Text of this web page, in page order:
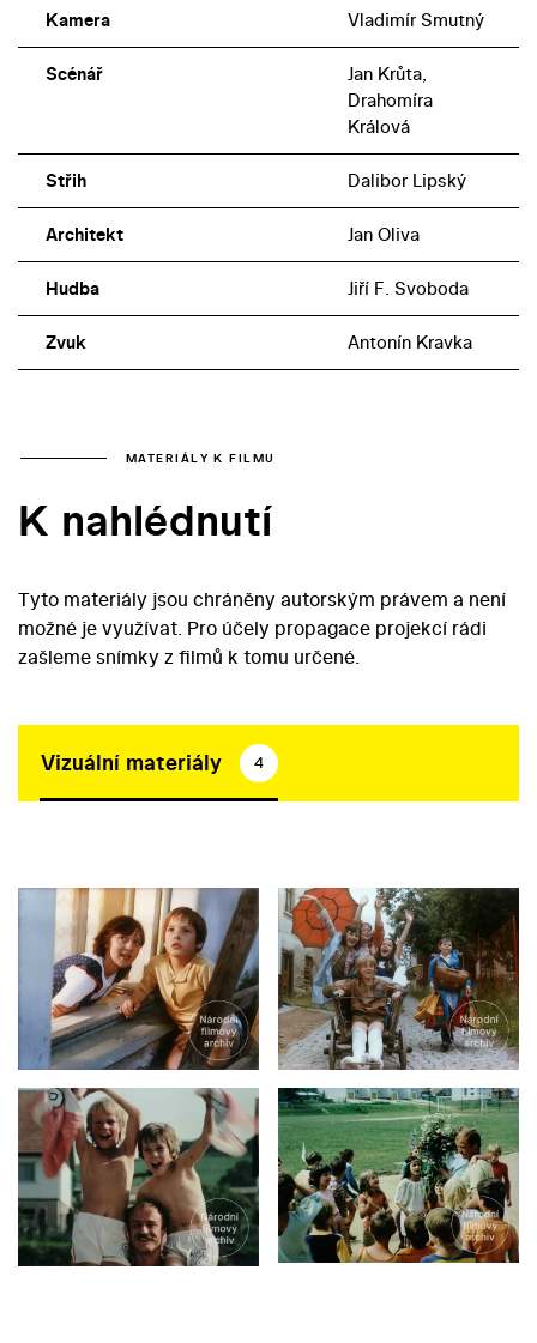
Kamera Vladimír Smutný
Scénář
Jan Krůta,
Drahomíra
Králová
Střih Dalibor Lipský
Architekt Jan Oliva
Hudba Jiří F. Svoboda
Zvuk Antonín Kravka
MATERIÁLY K FILMU
K nahlédnutí
Tyto materiály jsou chráněny autorským právem a není
možné je využívat. Pro účely propagace projekcí rádi
zašleme snímky z filmů k tomu určené.
Vizuální materiály 4